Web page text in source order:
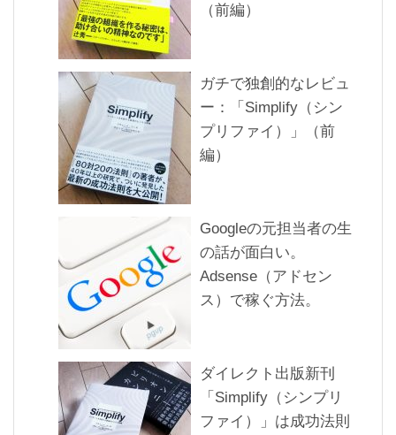
（前編）
ガチで独創的なレビュ
ー：「Simplify（シン
プリファイ）」（前
編）
Googleの元担当者の生
の話が面白い。
Adsense（アドセン
ス）で稼ぐ方法。
ダイレクト出版新刊
「Simplify（シンプリ
ファイ）」は成功法則